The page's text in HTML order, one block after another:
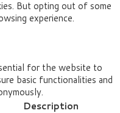
But opting out of some
experience.
for the website to
basic functionalities and
Description